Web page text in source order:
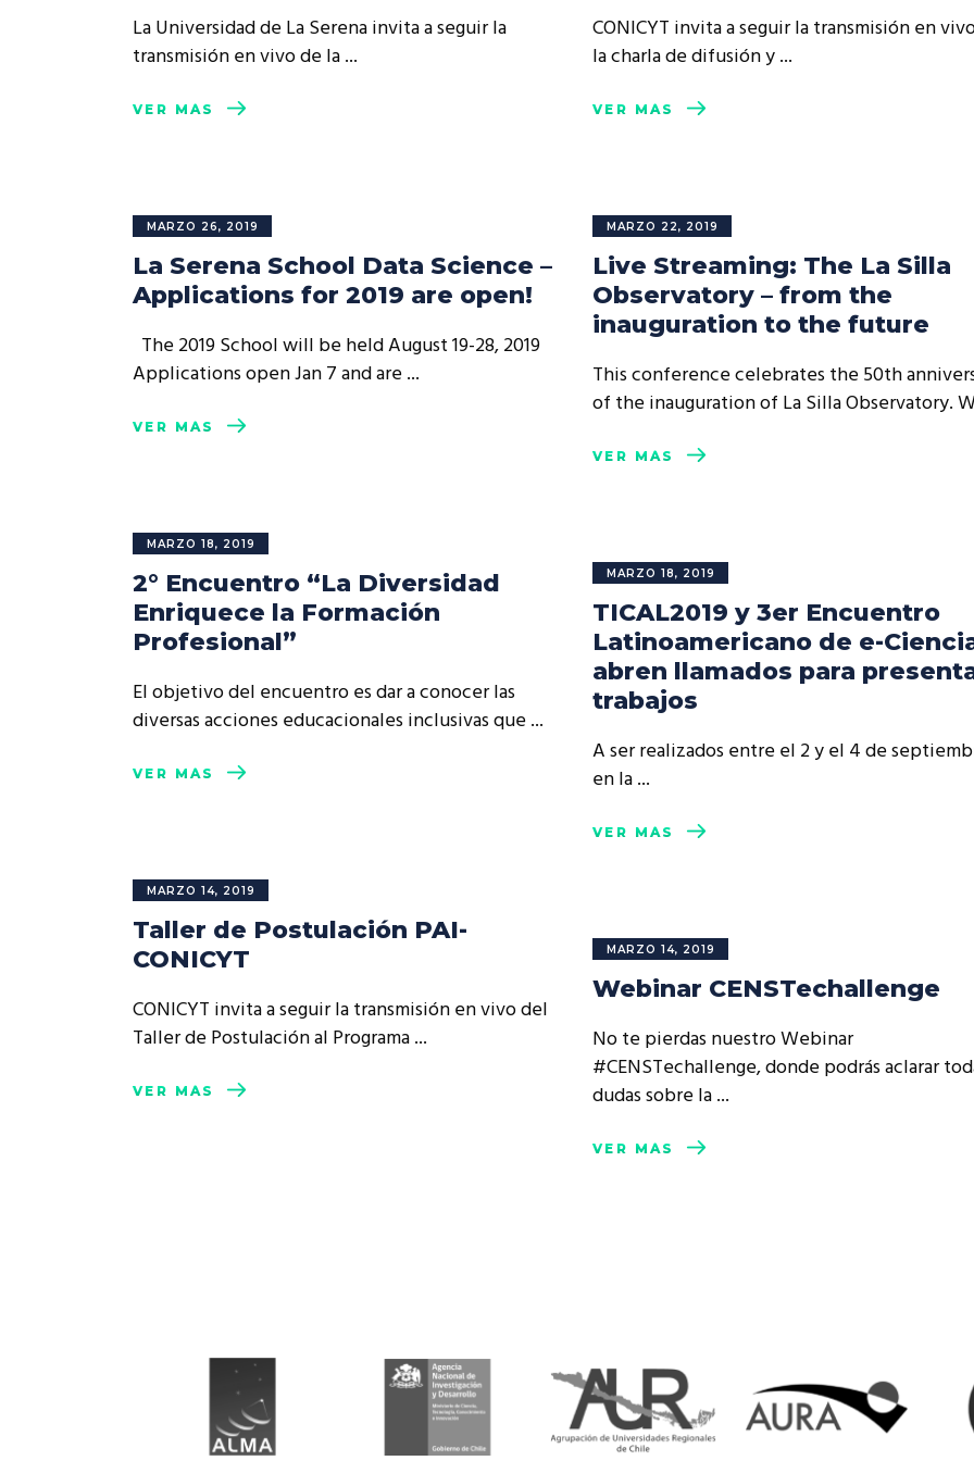
Cumplimiento Legal
Representantes Técnicos
Cómo integrarse a REUNA
La Universidad de La Serena invita a seguir la
transmisión en vivo de la
VER MÁS
CONICYT invita a seguir la transmisión en
la charla de difusión y
VER MÁS
MARZO 26, 2019
La Serena School Data Science –
Applications for 2019 are open!
The 2019 School will be held August 19-28, 2019
Applications open Jan 7 and are
VER MÁS
MARZO 22, 2019
Live Streaming: The La Silla
Observatory – from the
inauguration to the future
This conference celebrates the 50th
of the inauguration of La Silla Observatory.
VER MÁS
MARZO 18, 2019
2° Encuentro “La Diversidad
Enriquece la Formación
Profesional”
El objetivo del encuentro es dar a conocer las
diversas acciones educacionales inclusivas que
VER MÁS
MARZO 18, 2019
TICAL2019 y 3er Encuentro
Latinoamericano de e-
abren llamados para
trabajos
A ser realizados entre el 2 y el 4 de
en la
VER MÁS
MARZO 14, 2019
Taller de Postulación PAI-
CONICYT
CONICYT invita a seguir la transmisión en vivo del
Taller de Postulación al Programa
VER MÁS
MARZO 14, 2019
Webinar CENSTechallenge
No te pierdas nuestro Webinar
#CENSTechallenge, donde podrás aclarar
dudas sobre la
VER MÁS